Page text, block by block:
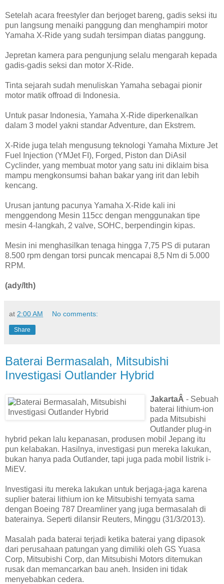
Setelah acara freestyler dan berjoget bareng, gadis seksi itu
pun langsung menaiki panggung dan menghampiri motor
Yamaha X-Ride yang sudah tersimpan diatas panggung.
Jepretan kamera para pengunjung selalu mengarah kepada
gadis-gadis seksi dan motor X-Ride.
Tinta sejarah sudah menuliskan Yamaha sebagai pionir
motor matik offroad di Indonesia.
Untuk pasar Indonesia, Yamaha X-Ride diperkenalkan
dalam 3 model yakni standar Adventure, dan Ekstrem.
X-Ride juga telah mengusung teknologi Yamaha Mixture Jet
Fuel Injection (YMJet FI), Forged, Piston dan DiAsil
Cyclinder, yang membuat motor yang satu ini diklaim bisa
mampu mengkonsumsi bahan bakar yang irit dan lebih
kencang.
Urusan jantung pacunya Yamaha X-Ride kali ini
menggendong Mesin 115cc dengan menggunakan tipe
mesin 4-langkah, 2 valve, SOHC, berpendingin kipas.
Mesin ini menghasilkan tenaga hingga 7,75 PS di putaran
8.500 rpm dengan torsi puncak mencapai 8,5 Nm di 5.000
RPM.
(ady/lth)
at 2:00 AM No comments:
Share
Baterai Bermasalah, Mitsubishi
Investigasi Outlander Hybrid
JakartaÂ - Sebuah
baterai lithium-ion
pada Mitsubishi
Outlander plug-in
hybrid pekan lalu kepanasan, produsen mobil Jepang itu
pun kelabakan. Hasilnya, investigasi pun mereka lakukan,
bukan hanya pada Outlander, tapi juga pada mobil listrik i-
MiEV.
Investigasi itu mereka lakukan untuk berjaga-jaga karena
suplier baterai lithium ion ke Mitsubishi ternyata sama
dengan Boeing 787 Dreamliner yang juga bermasalah di
baterainya. Seperti dilansir Reuters, Minggu (31/3/2013).
Masalah pada baterai terjadi ketika baterai yang dipasok
dari perusahaan patungan yang dimiliki oleh GS Yuasa
Corp, Mitsubishi Corp, dan Mitsubishi Motors ditemukan
rusak dan memancarkan bau aneh. Insiden ini tidak
menyebabkan cedera.